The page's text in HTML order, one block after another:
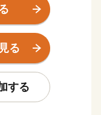
し）で、ラムサー
島」や、南部には
公園を形成するな
日本一」です。ま
・ホタテ・希少価
る
する